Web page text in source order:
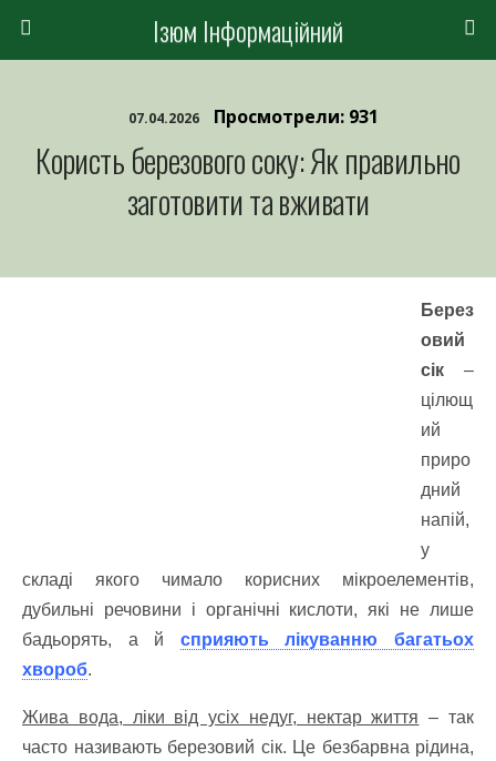
Ізюм Інформаційний
07.04.2026 Просмотрели: 931
Користь березового соку: Як правильно
заготовити та вживати
Берез
овий
сік –
цілющ
ий
приро
дний
напій,
у
складі якого чимало корисних мікроелементів,
дубильні речовини і органічні кислоти, які не лише
бадьорять, а й сприяють лікуванню багатьох
хвороб.
Жива вода, ліки від усіх недуг, нектар життя – так
часто називають березовий сік. Це безбарвна рідина,